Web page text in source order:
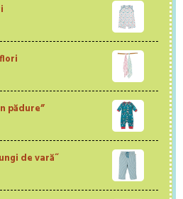
lei.
lei.
pădure”
lei.de vară˝